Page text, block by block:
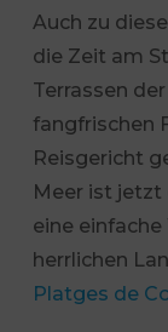
Auch zu
die Zeit am
Terrassen
fangfrischen
Reisgericht
Meer ist jetzt
eine
herrlichen
Platges de